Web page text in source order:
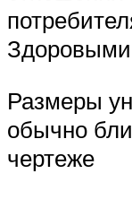
Размеры
обычно
чертеже